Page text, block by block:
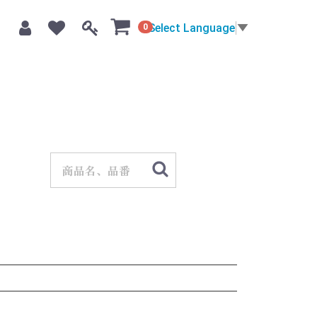
0 Select Language ▼